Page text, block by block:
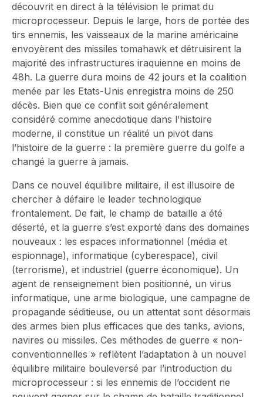
découvrit en direct à la télévision le primat du
microprocesseur. Depuis le large, hors de portée des
tirs ennemis, les vaisseaux de la marine américaine
envoyèrent des missiles tomahawk et détruisirent la
majorité des infrastructures iraquienne en moins de
48h. La guerre dura moins de 42 jours et la coalition
menée par les Etats-Unis enregistra moins de 250
décès. Bien que ce conflit soit généralement
considéré comme anecdotique dans l’histoire
moderne, il constitue un réalité un pivot dans
l’histoire de la guerre : la première guerre du golfe a
changé la guerre à jamais.
Dans ce nouvel équilibre militaire, il est illusoire de
chercher à défaire le leader technologique
frontalement. De fait, le champ de bataille a été
déserté, et la guerre s’est exporté dans des domaines
nouveaux : les espaces informationnel (média et
espionnage), informatique (cyberespace), civil
(terrorisme), et industriel (guerre économique). Un
agent de renseignement bien positionné, un virus
informatique, une arme biologique, une campagne de
propagande séditieuse, ou un attentat sont désormais
des armes bien plus efficaces que des tanks, avions,
navires ou missiles. Ces méthodes de guerre « non-
conventionnelles » reflètent l’adaptation à un nouvel
équilibre militaire bouleversé par l’introduction du
microprocesseur : si les ennemis de l’occident ne